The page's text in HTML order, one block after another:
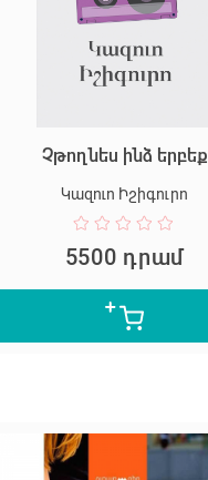
Չթողնես ինձ երբեք
Կազուո Իշիգուրո
5500 դրամ